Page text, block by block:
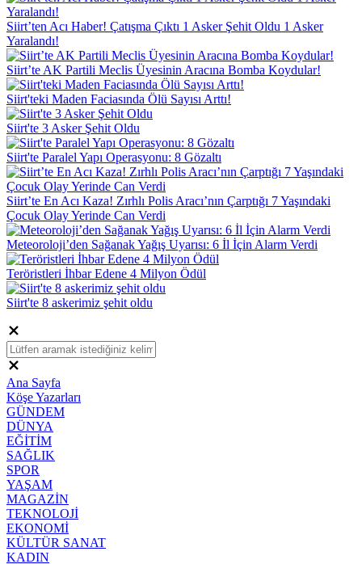
Siirt’ten Acı Haber! Çatışma Çıktı 1 Asker Şehit Oldu 1 Asker
Yaralandı!
Siirt’te AK Partili Meclis Üyesinin Aracına Bomba Koydular!
Siirt'teki Maden Faciasında Ölü Sayısı Arttı!
Siirt'te 3 Asker Şehit Oldu
Siirt'te Paralel Yapı Operasyonu: 8 Gözaltı
Siirt’te En Acı Kaza! Zırhlı Polis Aracı’nın Çarptığı 7 Yaşındaki
Çocuk Olay Yerinde Can Verdi
Meteoroloji’den Sağanak Yağış Uyarısı: 6 İl İçin Alarm Verdi
Teröristleri İhbar Edene 4 Milyon Ödül
Siirt'te 8 askerimiz şehit oldu
Ana Sayfa
Köşe Yazarları
GÜNDEM
DÜNYA
EĞİTİM
SAĞLIK
SPOR
YAŞAM
MAGAZİN
TEKNOLOJİ
EKONOMİ
KÜLTÜR SANAT
KADIN